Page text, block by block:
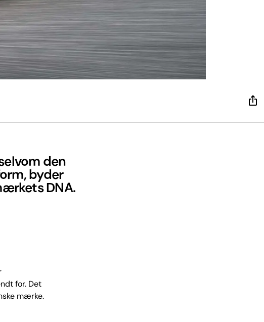
den
byder
DNA.
for. Det
mærke.